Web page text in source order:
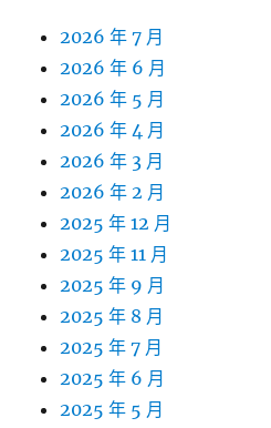
2026 年 7 月
2026 年 6 月
2026 年 5 月
2026 年 4 月
2026 年 3 月
2026 年 2 月
2025 年 12 月
2025 年 11 月
2025 年 9 月
2025 年 8 月
2025 年 7 月
2025 年 6 月
2025 年 5 月